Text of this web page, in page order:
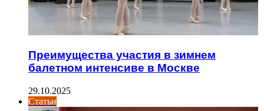
Преимущества участия в зимнем
балетном интенсиве в Москве
29.10.2025
Статьи